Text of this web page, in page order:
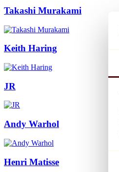
Takashi Murakami
Keith Haring
JR
Andy Warhol
Henri Matisse